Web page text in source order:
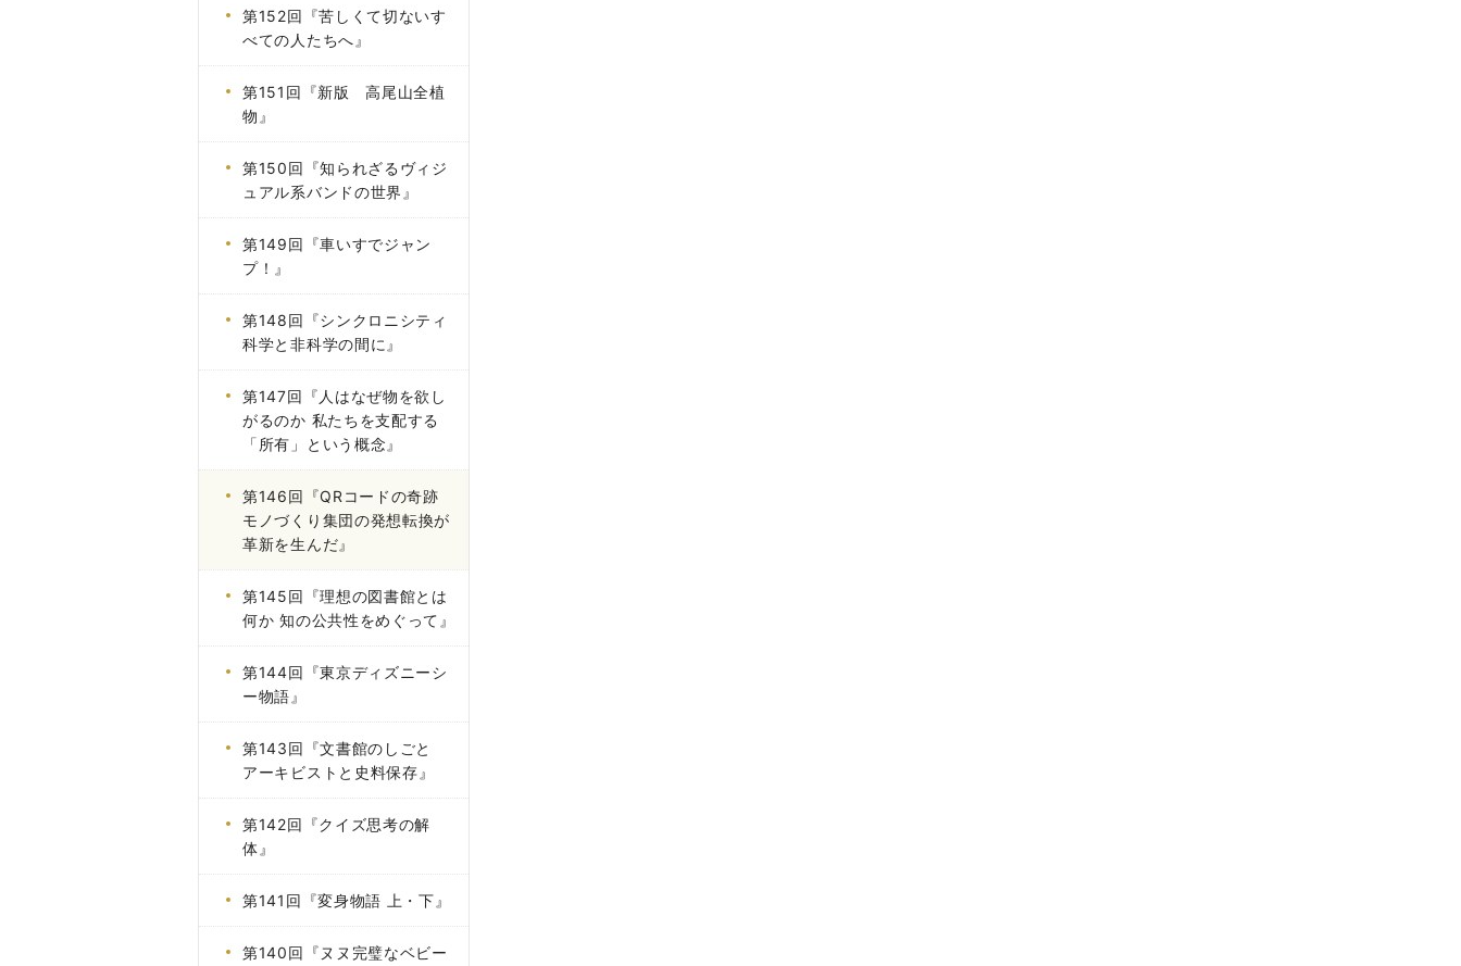
第152回『苦しくて切ないす
べての人たちへ』
第151回『新版 高尾山全植
物』
第150回『知られざるヴィジ
ュアル系バンドの世界』
第149回『車いすでジャン
プ！』
第148回『シンクロニシティ
科学と非科学の間に』
第147回『人はなぜ物を欲し
がるのか 私たちを支配する
「所有」という概念』
第146回『QRコードの奇跡
モノづくり集団の発想転換が
革新を生んだ』
第145回『理想の図書館とは
何か 知の公共性をめぐって』
第144回『東京ディズニーシ
ー物語』
第143回『文書館のしごと
アーキビストと史料保存』
第142回『クイズ思考の解
体』
第141回『変身物語 上・下』
第140回『ヌヌ完璧なベビー